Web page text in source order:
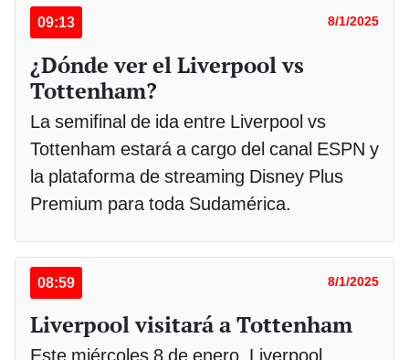
09:13 8/1/2025
¿Dónde ver el Liverpool vs
Tottenham?
La semifinal de ida entre Liverpool vs
Tottenham estará a cargo del canal ESPN y
la plataforma de streaming Disney Plus
Premium para toda Sudamérica.
08:59 8/1/2025
Liverpool visitará a Tottenham